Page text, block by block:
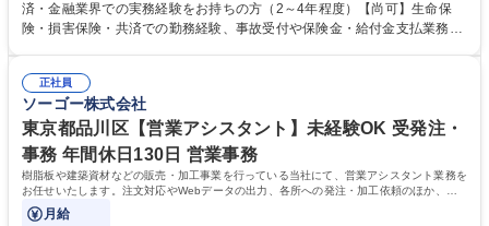
内容確認、および共済金支払に関する審査・事務処理業務全般を担当 ■専
用システムへのデータ入力、各種必要書類の作成・発送作業 ■加入者様や
指定する業務 募集職種 横浜市【共済金支払事務】金融保険業界経験歓迎/
各種手当充実/転勤無
済・金融業界での実務経験をお持ちの方（2～4年程度）【尚可】生命保
険・損害保険・共済での勤務経験、事故受付や保険金・給付金支払業務経
務へのキャリアチェンジ希望者も大歓迎です！ 学歴・資格 学歴：大学院
大学 高専 短大 専修学校 高校 語学力： 資格：
正社員
ソーゴー株式会社
東京都品川区【営業アシスタント】未経験OK 受発注・
事務 年間休日130日 営業事務
樹脂板や建築資材などの販売・加工事業を行っている当社にて、営業アシスタント業務を
お任せいたします。注文対応やWebデータの出力、各所への発注・加工依頼のほか、電
話・メール対応等の事務業務を担当します。
月給